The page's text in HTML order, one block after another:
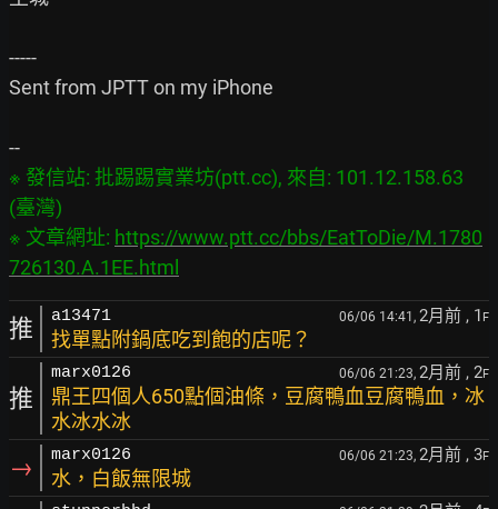
-----
Sent from JPTT on my iPhone
※ 發信站: 批踢踢實業坊(ptt.cc), 來自: 101.12.158.63
(臺灣)
※ 文章網址: https://www.ptt.cc/bbs/EatToDie/M.1780
726130.A.1EE.html
推 a13471 06/06 14:41, 2月前 , 1 F
找單點附鍋底吃到飽的店呢？
推
marx0126 06/06 21:23, 2月前 , 2F
鼎王四個人650點個油條，豆腐鴨血豆腐鴨血，冰
水冰水冰
→ marx0126 06/06 21:23, 2月前 , 3F
水，白飯無限城